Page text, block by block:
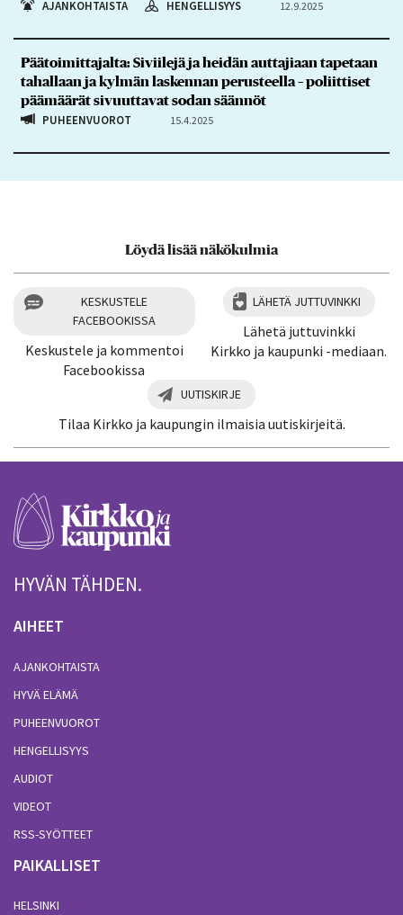
AJANKOHTAISTA HENGELLISYYS 12.9.2025
Päätoimittajalta: Siviilejä ja heidän auttajiaan tapetaan
tahallaan ja kylmän laskennan perusteella – poliittiset
päämäärät sivuuttavat sodan säännöt
PUHEENVUOROT 15.4.2025
Löydä lisää näkökulmia
KESKUSTELE
FACEBOOKISSA
Keskustele ja kommentoi
Facebookissa
LÄHETÄ JUTTUVINKKI
Lähetä juttuvinkki
Kirkko ja kaupunki -mediaan.
UUTISKIRJE
Tilaa Kirkko ja kaupungin ilmaisia uutiskirjeitä.
HYVÄN TÄHDEN.
AIHEET
AJANKOHTAISTA
HYVÄ ELÄMÄ
PUHEENVUOROT
HENGELLISYYS
AUDIOT
VIDEOT
RSS-SYÖTTEET
PAIKALLISET
HELSINKI